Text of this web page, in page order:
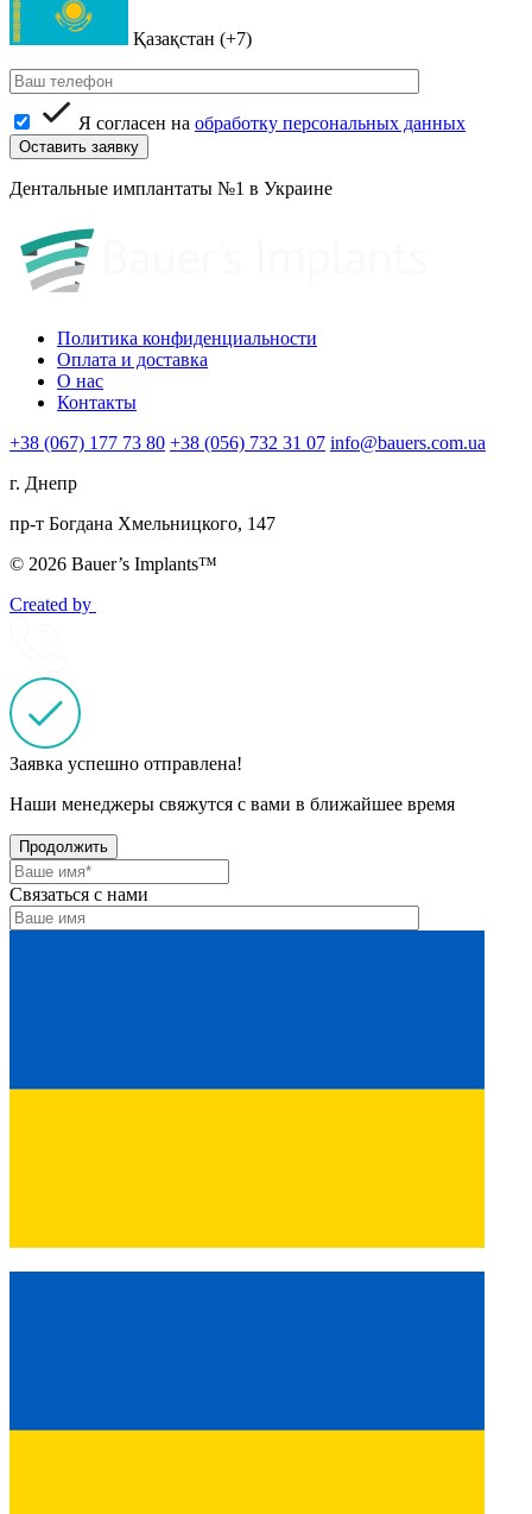
Қазақстан (+7)
Я согласен на обработку персональных данных
Дентальные имплантаты №1 в Украине
Политика конфиденциальности
Оплата и доставка
О нас
Контакты
+38 (067) 177 73 80 +38 (056) 732 31 07 info@bauers.com.ua
г. Днепр
пр-т Богдана Хмельницкого, 147
© 2026 Bauer’s Implants™
Created by
Заявка успешно отправлена!
Наши менеджеры свяжутся с вами в ближайшее время
Продолжить
Связаться с нами